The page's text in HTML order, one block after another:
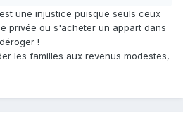
une injustice puisque seuls ceux
privée ou s'acheter un appart dans
!
les familles aux revenus modestes,